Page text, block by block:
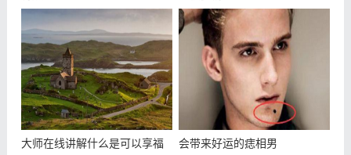
大师在线讲解什么是可以享福
会带来好运的痣相男